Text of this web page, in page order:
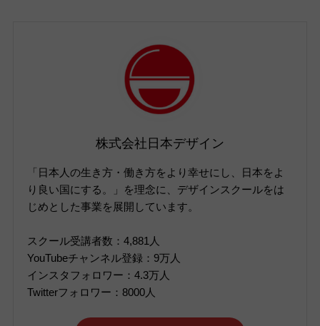
株式会社日本デザイン
「日本人の生き方・働き方をより幸せにし、日本をよ
り良い国にする。」を理念に、デザインスクールをは
じめとした事業を展開しています。
スクール受講者数：4,881人
YouTubeチャンネル登録：9万人
インスタフォロワー：4.3万人
Twitterフォロワー：8000人